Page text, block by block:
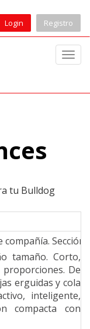
Login Registro
T
t
i
o
n
tu Bulldog
compañía.
tamaño. Corto,
De
erguidas y cola
inteligente,
compacta con